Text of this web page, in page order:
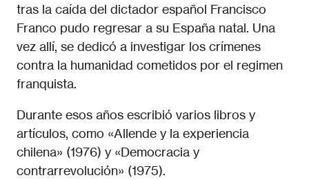
tras la caída del dictador español Francisco
Franco pudo regresar a su España natal. Una
vez allí, se dedicó a investigar los crímenes
contra la humanidad cometidos por el regimen
franquista.
Durante esos años escribió varios libros y
artículos, como «Allende y la experiencia
chilena» (1976) y «Democracia y
contrarrevolución» (1975).